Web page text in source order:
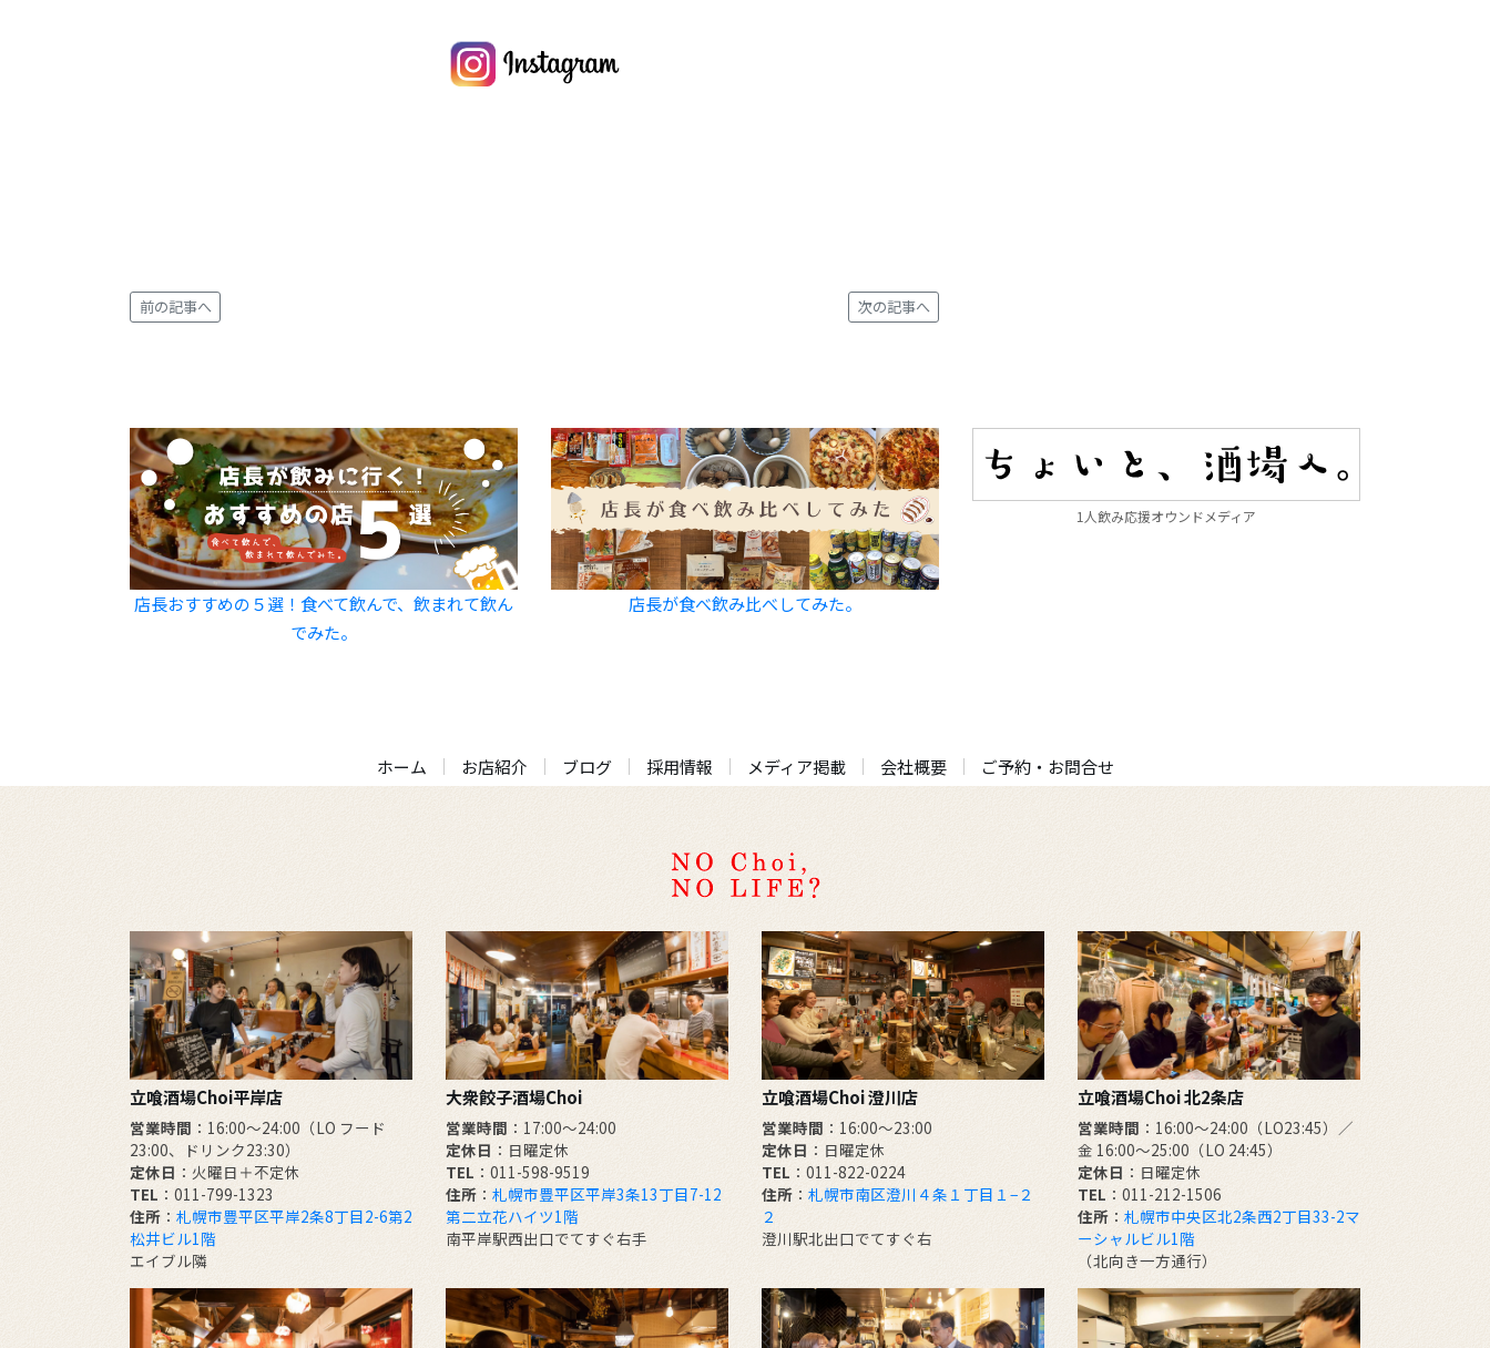
前の記事へ 次の記事へ
店長おすすめの５選！食べて飲んで、飲まれて飲ん
でみた。
店長が食べ飲み比べしてみた。
1人飲み応援オウンドメディア
ホーム お店紹介 ブログ 採用情報 メディア掲載 会社概要 ご予約・お問合せ
立喰酒場Choi平岸店
営業時間 ：16:00～24:00（LO フード
23:00、ドリンク23:30）
定休日 ：火曜日＋不定休
TEL ：011-799-1323
住所 ： 札幌市豊平区平岸2条8丁目2-6第2
松井ビル1階
エイブル隣
大衆餃子酒場Choi
営業時間 ：17:00～24:00
定休日 ：日曜定休
TEL ：011-598-9519
住所 ： 札幌市豊平区平岸3条13丁目7-12
第二立花ハイツ1階
南平岸駅西出口でてすぐ右手
立喰酒場Choi 澄川店
営業時間 ：16:00～23:00
定休日 ：日曜定休
TEL ：011-822-0224
住所 ： 札幌市南区澄川４条１丁目１−２
２
澄川駅北出口でてすぐ右
立喰酒場Choi 北2条店
営業時間 ：16:00～24:00（LO23:45）／
金 16:00～25:00（LO 24:45）
定休日 ：日曜定休
TEL ：011-212-1506
住所 ： 札幌市中央区北2条西2丁目33-2マ
ーシャルビル1階
（北向き一方通行）